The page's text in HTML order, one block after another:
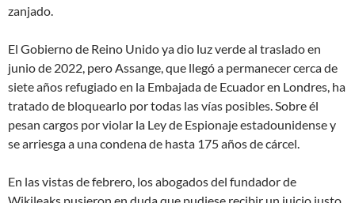
zanjado.
El Gobierno de Reino Unido ya dio luz verde al traslado en
junio de 2022, pero Assange, que llegó a permanecer cerca de
siete años refugiado en la Embajada de Ecuador en Londres, ha
tratado de bloquearlo por todas las vías posibles. Sobre él
pesan cargos por violar la Ley de Espionaje estadounidense y
se arriesga a una condena de hasta 175 años de cárcel.
En las vistas de febrero, los abogados del fundador de